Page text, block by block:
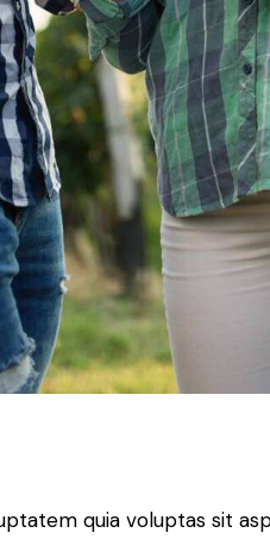
quia voluptas sit